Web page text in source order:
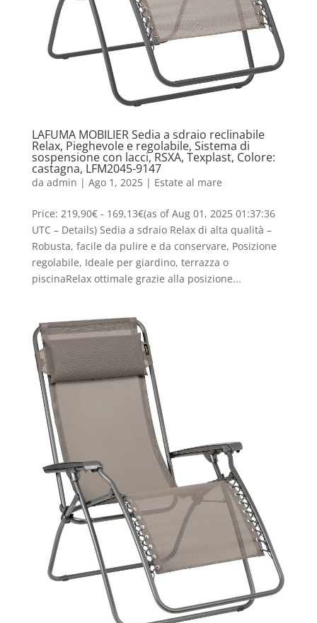
LAFUMA MOBILIER Sedia a sdraio reclinabile
Relax, Pieghevole e regolabile, Sistema di
sospensione con lacci, RSXA, Texplast, Colore:
castagna, LFM2045-9147
da admin | Ago 1, 2025| Estate al mare
Price: 219,90€ - 169,13€(as of Aug 01, 2025 01:37:36
UTC – Details) Sedia a sdraio Relax di alta qualità –
Robusta, facile da pulire e da conservare, Posizione
regolabile, Ideale per giardino, terrazza o
piscinaRelax ottimale grazie alla posizione...